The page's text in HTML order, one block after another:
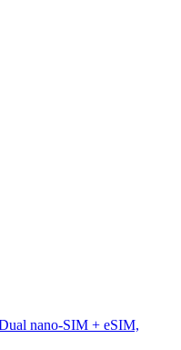
nano-SIM + eSIM,